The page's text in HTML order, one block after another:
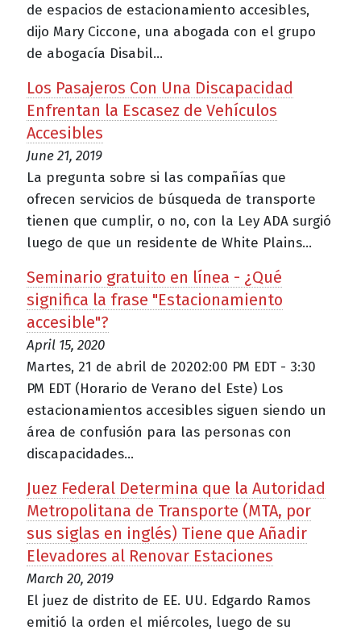
de espacios de estacionamiento accesibles,
dijo Mary Ciccone, una abogada con el grupo
de abogacía Disabil...
Los Pasajeros Con Una Discapacidad
Enfrentan la Escasez de Vehículos
Accesibles
June 21, 2019
La pregunta sobre si las compañías que
ofrecen servicios de búsqueda de transporte
tienen que cumplir, o no, con la Ley ADA surgió
luego de que un residente de White Plains...
Seminario gratuito en línea - ¿Qué
significa la frase "Estacionamiento
accesible"?
April 15, 2020
Martes, 21 de abril de 20202:00 PM EDT - 3:30
PM EDT (Horario de Verano del Este) Los
estacionamientos accesibles siguen siendo un
área de confusión para las personas con
discapacidades...
Juez Federal Determina que la Autoridad
Metropolitana de Transporte (MTA, por
sus siglas en inglés) Tiene que Añadir
Elevadores al Renovar Estaciones
March 20, 2019
El juez de distrito de EE. UU. Edgardo Ramos
emitió la orden el miércoles, luego de su